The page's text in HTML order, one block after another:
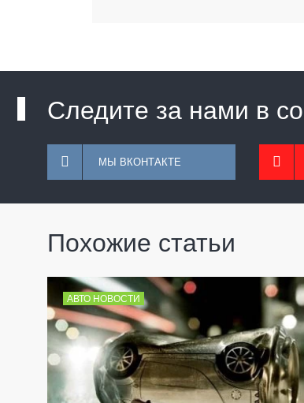
Следите за нами в
МЫ ВКОНТАКТЕ
Похожие статьи
АВТО НОВОСТИ